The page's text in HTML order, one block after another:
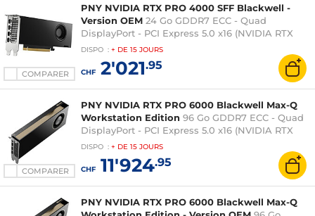
COMPARER
PNY NVIDIA RTX PRO 4000 SFF Blackwell -
Version OEM 24 Go GDDR7 ECC - Quad
DisplayPort - PCI Express 5.0 x16 (NVIDIA RTX
PRO 4000 Blackwell)
DISPO : + DE 15 JOURS
CHF2'021.95
COMPARER
PNY NVIDIA RTX PRO 6000 Blackwell Max-Q
Workstation Edition 96 Go GDDR7 ECC - Quad
DisplayPort - PCI Express 5.0 x16 (NVIDIA RTX
PRO 6000 Blackwell)
DISPO : + DE 15 JOURS
CHF11'924.95
PNY NVIDIA RTX PRO 6000 Blackwell Max-Q